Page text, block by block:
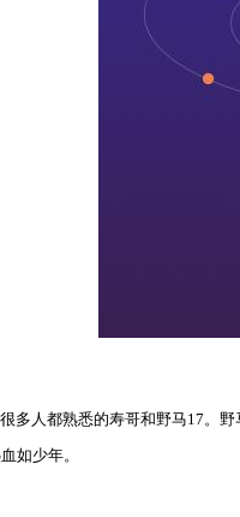
人都熟悉的寿哥和野马17。
如少年。